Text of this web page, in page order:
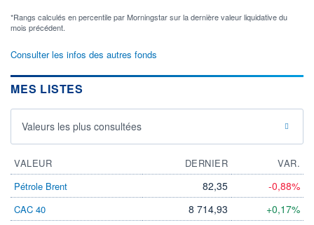
*Rangs calculés en percentile par Morningstar sur la dernière valeur liquidative du
mois précédent.
Consulter les infos des autres fonds
MES LISTES
Valeurs les plus consultées
VALEUR DERNIER
VAR.
Pétrole Brent
82,35 -0,88%
CAC 40 8 714,93 +0,17%